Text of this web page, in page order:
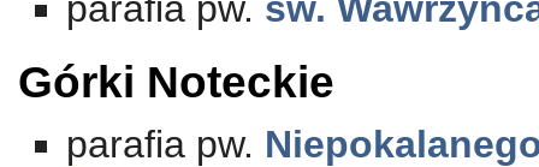
Górki Noteckie
parafia pw.